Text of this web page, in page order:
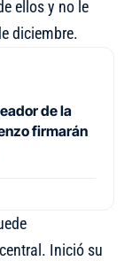
ellos y no le
diciembre.
de la
firmarán
Inició su